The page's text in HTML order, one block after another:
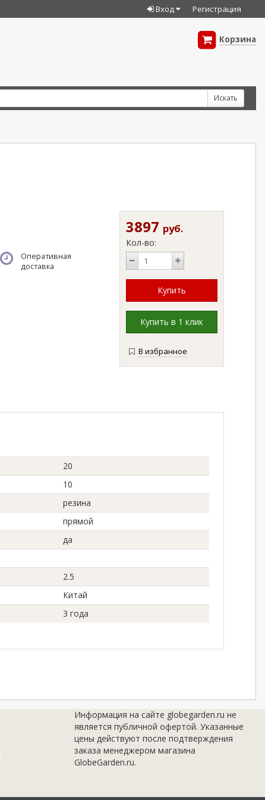
Вход Регистрация
Корзина
Оперативная
доставка
3897 руб.
Кол-во:
В избранное
20
10
резина
прямой
да
2.5
Китай
3 года
Информация на сайте globegarden.ru не
является публичной офертой. Указанные
цены действуют после подтверждения
заказа менеджером магазина
GlobeGarden.ru.